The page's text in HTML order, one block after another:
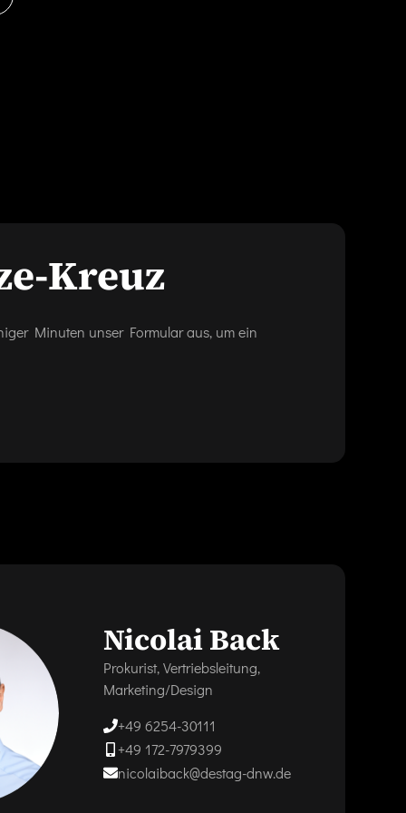
Kreuz
Minuten unser Formular aus, um ein
Nicolai Back
Prokurist, Vertriebsleitung,
Marketing/Design
+49 6254-30111
+49 172-7979399
nicolaiback@destag-dnw.de